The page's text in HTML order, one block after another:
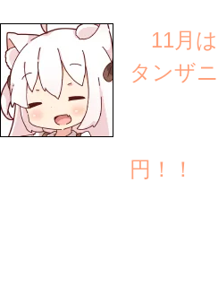
11月は
タンザ
お
円！！
Aプ